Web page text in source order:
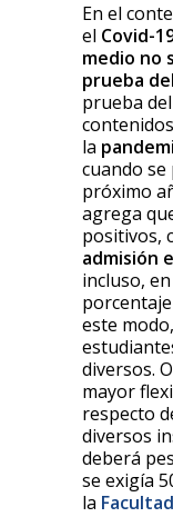
En el
el Covid-
medio no
prueba
prueba
la
cuando
próximo
agrega
positivos,
admisión
incluso,
este
diversos.
mayor
respecto
diversos
deberá
se exigía
la